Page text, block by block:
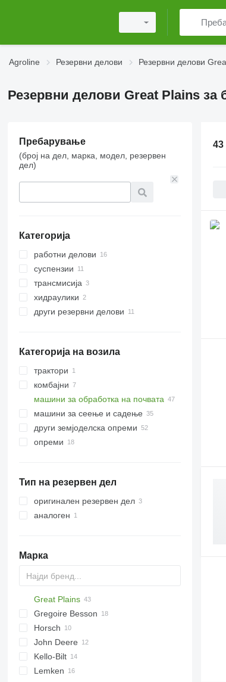
Agroline Резервни делови Резервни делови
Резервни делови Great Plains за
Пребарување
(број на дел, марка, модел, резервен
дел)
Категорија
работни делови
држачи
вратила
диски
запченици
суспензии
семеринзи за глава
лагери
лизгачи лежишта
трансмисија
други резервни делови за
хидраулики
хидраулични цилиндри
други резервни делови
Категорија на возила
трактори
тркала трактори
комбајни
машини за обработка на почвата
брани
култиватори
машини за сеење и садење
други земјоделска опреми
опреми
Тип на резервен дел
оригинален резервен дел
аналоген
Марка
RMX
Great Plains
YP
Gregoire Besson
Horsch
Joker
Maestro
Tiger
John Deere
1590
Kello-Bilt
KNT
Lemken
43